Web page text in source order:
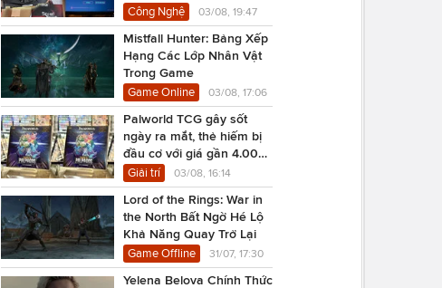
chạy Cyberpunk 2077
Công Nghệ 03/08, 19:47
Mistfall Hunter: Bảng Xếp
Hạng Các Lớp Nhân Vật
Trong Game
Game Online 03/08, 17:06
Palworld TCG gây sốt
ngày ra mắt, thẻ hiếm bị
đầu cơ với giá gần 4.000
USD
Giải trí 03/08, 16:14
Lord of the Rings: War in
the North Bất Ngờ Hé Lộ
Khả Năng Quay Trở Lại
Game Offline 31/07, 17:30
Yelena Belova Chính Thức